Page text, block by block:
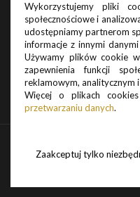
Wykorzystujemy pliki
społecznościowe i
udostępniamy partnerom
informacje z innymi
Używamy plików cookie
zapewnienia funkcji
reklamowym, analitycznym
Więcej o plikach
przetwarzaniu danych.
Zaakceptuj tylko